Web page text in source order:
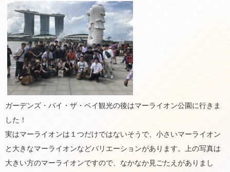
ガーデンズ・バイ・ザ・ベイ観光の後はマーライオン公園に行きま
した！
実はマーライオンは１つだけではないそうで、小さいマーライオン
と大きなマーライオンなどバリエーションがあります。上の写真は
大きい方のマーライオンですので、なかなか見ごたえがありまし